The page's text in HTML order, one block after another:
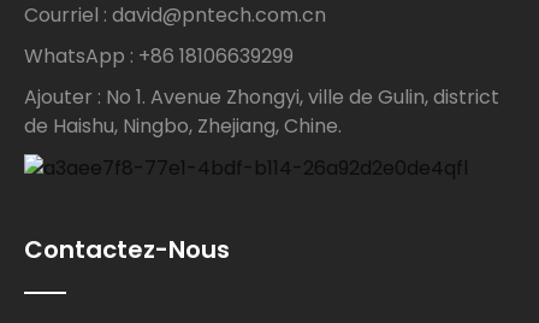
Courriel : david@pntech.com.cn
WhatsApp : +86 18106639299
Ajouter : No 1. Avenue Zhongyi, ville de Gulin, district
de Haishu, Ningbo, Zhejiang, Chine.
Contactez-Nous